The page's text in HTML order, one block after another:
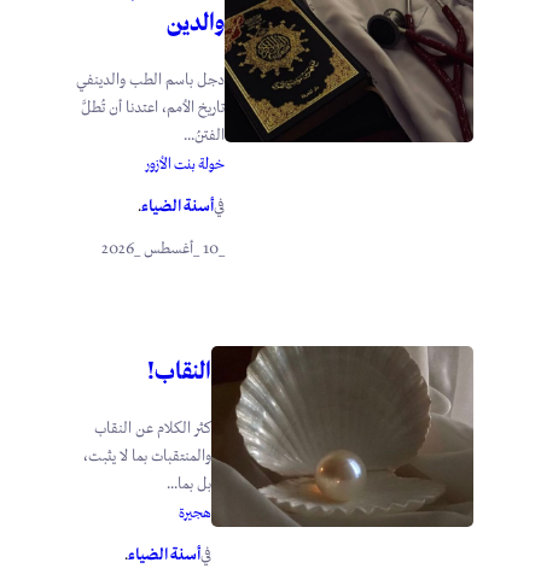
والدين
دجل باسم الطب والدينفي
تاريخ الأمم، اعتدنا أن تُطلَّ
الفتنُ...
خولة بنت الأزور
فيأسنة الضياء.
_10 _أغسطس _2026
النقاب!
كثر الكلام عن النقاب
والمنتقبات بما لا يثبت،
بل بما...
هجيرة
فيأسنة الضياء.